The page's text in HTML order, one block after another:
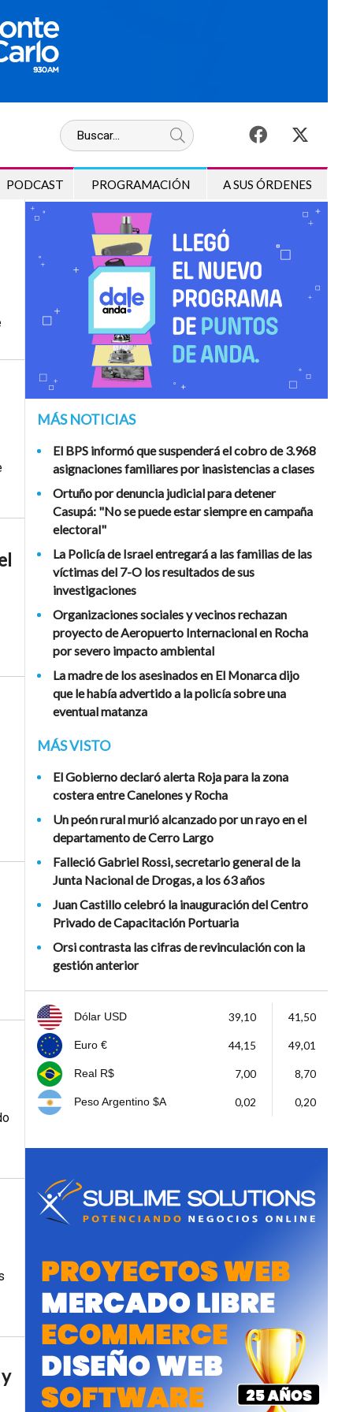
PODCAST PROGRAMACIÓN A SUS ÓRDENES
MÁS NOTICIAS
El BPS informó que suspenderá el cobro de 3.968
asignaciones familiares por inasistencias a clases
Ortuño por denuncia judicial para detener
Casupá: "No se puede estar siempre en campaña
electoral"
La Policía de Israel entregará a las familias de las
víctimas del 7-O los resultados de sus
investigaciones
Organizaciones sociales y vecinos rechazan
proyecto de Aeropuerto Internacional en Rocha
por severo impacto ambiental
La madre de los asesinados en El Monarca dijo
que le había advertido a la policía sobre una
eventual matanza
MÁS VISTO
El Gobierno declaró alerta Roja para la zona
costera entre Canelones y Rocha
Un peón rural murió alcanzado por un rayo en el
departamento de Cerro Largo
Falleció Gabriel Rossi, secretario general de la
Junta Nacional de Drogas, a los 63 años
Juan Castillo celebró la inauguración del Centro
Privado de Capacitación Portuaria
Orsi contrasta las cifras de revinculación con la
gestión anterior
Dólar USD 39,10 41,50
Euro € 44,15 49,01
Real R$ 7,00 8,70
Peso Argentino $A 0,02 0,20